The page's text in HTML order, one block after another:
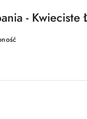
- Kwieciste